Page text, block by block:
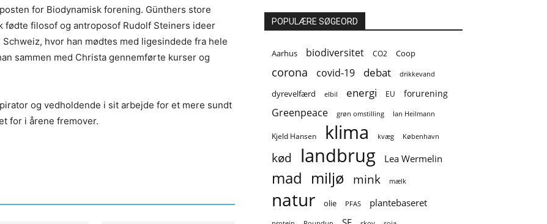
for Biodynamisk forening. Günthers store
filosof og antroposof Rudolf Steiners ideer
hvor han mødtes med ligesindede fra hele
sammen med Christa gennemførte kurser og
og vedholdende i sit arbejde for et mere sundt
for i årene fremover.
POPULÆRE SØGEORD
Aarhus biodiversitet CO2 Coop
corona covid-19 debat drikkevand
dyrevelfærd elbil energi EU forurening
Greenpeace grøn omstilling Ian Heilmann
Kjeld Hansen klima kvæg København
kød landbrug Lea Wermelin
mad miljø mink mælk
natur olie PFAS plantebaseret